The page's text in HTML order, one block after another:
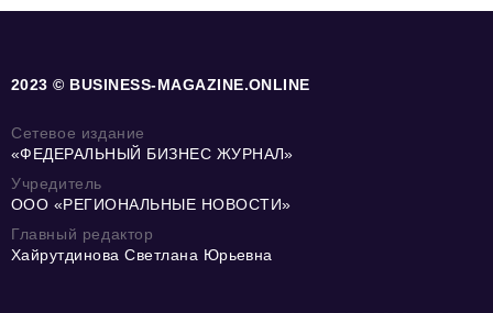
2023 © BUSINESS-MAGAZINE.ONLINE
Сетевое издание
«ФЕДЕРАЛЬНЫЙ БИЗНЕС ЖУРНАЛ»
Учредитель
ООО «РЕГИОНАЛЬНЫЕ НОВОСТИ»
Главный редактор
Хайрутдинова Светлана Юрьевна